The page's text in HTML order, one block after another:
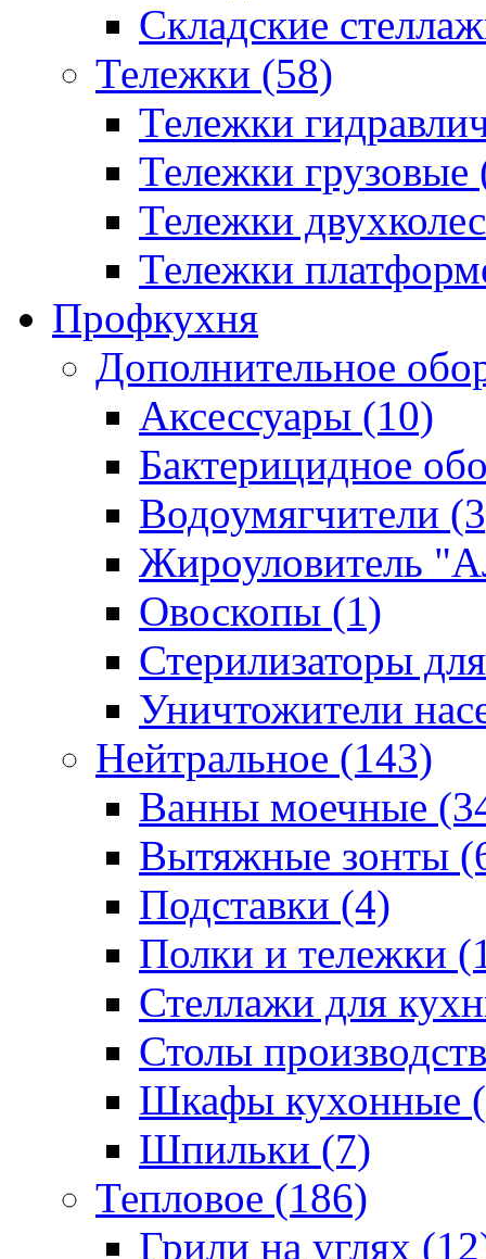
Складские
Тележки (58)
Тележки
Тележки грузовые
Тележки
Тележки
Профкухня
Дополнительное
Аксессуары (10)
Бактерицидное
Водоумягчители
Жироуловитель
Овоскопы (1)
Стерилизаторы
Уничтожители
Нейтральное (143)
Ванны моечные
Вытяжные зонты
Подставки (4)
Полки и тележки
Стеллажи для
Столы
Шкафы кухонные
Шпильки (7)
Тепловое (186)
Грили на углях